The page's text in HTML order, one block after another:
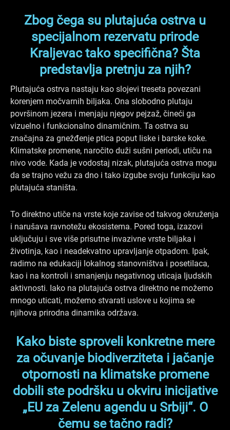
Zbog čega su plutajuća ostrva u
specijalnom rezervatu prirode
Kraljevac tako specifična? Šta
predstavlja pretnju za njih?
Plutajuća ostrva nastaju kao slojevi treseta povezani
korenjem močvarnih biljaka. Ona slobodno plutaju
površinom jezera i menjaju njegov pejzaž, čineći ga
vizuelno i funkcionalno dinamičnim. Ta ostrva su
značajna za gnežđenje ptica poput liske i barske koke.
Klimatske promene, naročito duži sušni periodi, utiču na
nivo vode. Kada je vodostaj nizak, plutajuća ostrva mogu
da se trajno vežu za dno i tako izgube svoju funkciju kao
plutajuća staništa.
To direktno utiče na vrste koje zavise od takvog okruženja
i narušava ravnotežu ekosistema. Pored toga, izazovi
uključuju i sve više prisutne invazivne vrste biljaka i
životinja, kao i neadekvatno upravljanje otpadom. Ipak,
radimo na edukaciji lokalnog stanovništva i posetilaca,
kao i na kontroli i smanjenju negativnog uticaja ljudskih
aktivnosti. Iako na plutajuća ostrva direktno ne možemo
mnogo uticati, možemo stvarati uslove u kojima se
njihova prirodna dinamika održava.
Kako biste sproveli konkretne mere
za očuvanje biodiverziteta i jačanje
otpornosti na klimatske promene
dobili ste podršku u okviru inicijative
„EU za Zelenu agendu u Srbiji“. O
čemu se tačno radi?